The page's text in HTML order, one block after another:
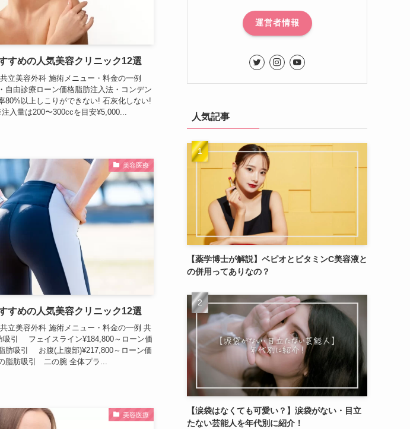
すめの人気美容クリニック12選
立美容外科 施術メニュー・料金の一例
診療ローン価格脂肪注入法・コンデン
80%以上しこりができない! 石灰化しない!
入量は200〜300ccを目安¥5,000...
美容医療
すめの人気美容クリニック12選
立美容外科 施術メニュー・料金の一例 共
吸引 フェイスライン¥184,800～ローン価
肪吸引 お腹(上腹部)¥217,800～ローン価
脂肪吸引 二の腕 全体プラ...
美容医療
運営者情報
人気記事
【薬学博士が解説】ベピオとビタミンC美容液と
の併用ってありなの？
【涙袋はなくても可愛い？】涙袋がない・目立
たない芸能人を年代別に紹介！